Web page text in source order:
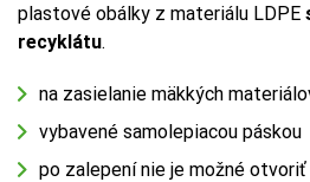
plastové obálky z materiálu LDPE
recyklátu.
na zasielanie mäkkých
vybavené samolepiacou páskou
po zalepení nie je možné